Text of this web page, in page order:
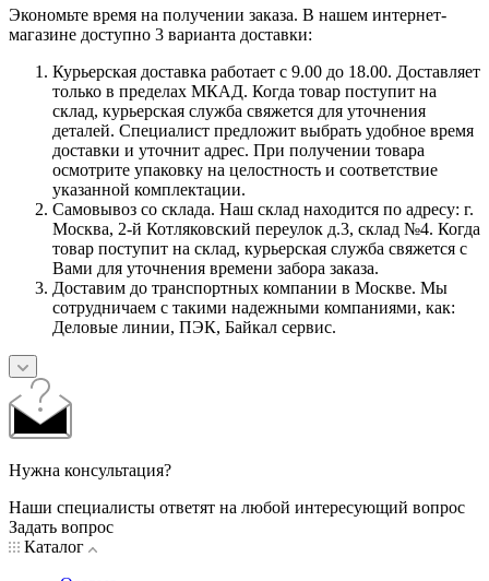
Экономьте время на получении заказа. В нашем интернет-
магазине доступно 3 варианта доставки:
Курьерская доставка работает с 9.00 до 18.00. Доставляет
только в пределах МКАД. Когда товар поступит на
склад, курьерская служба свяжется для уточнения
деталей. Специалист предложит выбрать удобное время
доставки и уточнит адрес. При получении товара
осмотрите упаковку на целостность и соответствие
указанной комплектации.
Самовывоз со склада. Наш склад находится по адресу: г.
Москва, 2-й Котляковский переулок д.3, склад №4. Когда
товар поступит на склад, курьерская служба свяжется с
Вами для уточнения времени забора заказа.
Доставим до транспортных компании в Москве. Мы
сотрудничаем с такими надежными компаниями, как:
Деловые линии, ПЭК, Байкал сервис.
Нужна консультация?
Наши специалисты ответят на любой интересующий вопрос
Задать вопрос
Каталог